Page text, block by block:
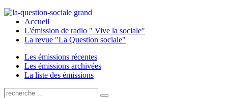
Accueil
L'émission de radio " Vive la sociale"
La revue "La Question sociale"
Les émissions récentes
Les émissions archivées
La liste des émissions